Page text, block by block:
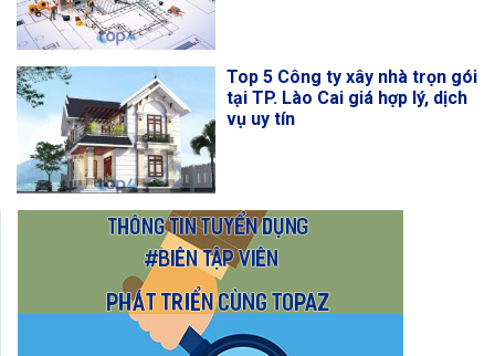
Top 5 Công ty xây nhà trọn gói
tại TP. Lào Cai giá hợp lý, dịch
vụ uy tín